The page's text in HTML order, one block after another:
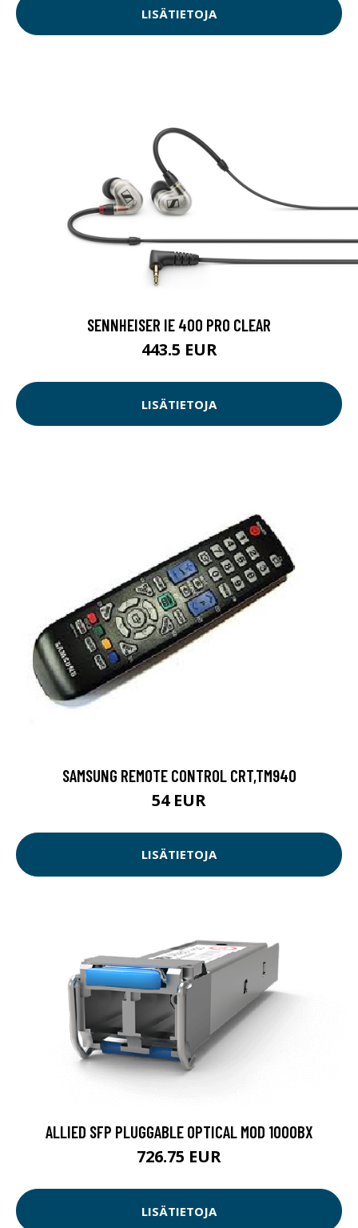
LISÄTIETOJA
SENNHEISER IE 400 PRO CLEAR
443.5 EUR
LISÄTIETOJA
SAMSUNG REMOTE CONTROL CRT,TM940
54 EUR
LISÄTIETOJA
ALLIED SFP PLUGGABLE OPTICAL MOD 1000BX
726.75 EUR
LISÄTIETOJA